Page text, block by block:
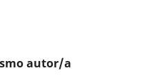
autor/a